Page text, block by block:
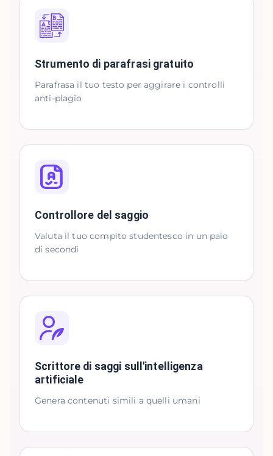
Strumento di parafrasi gratuito
Parafrasa il tuo testo per aggirare i controlli
anti-plagio
Controllore del saggio
Valuta il tuo compito studentesco in un paio
di secondi
Scrittore di saggi sull'intelligenza
artificiale
Genera contenuti simili a quelli umani